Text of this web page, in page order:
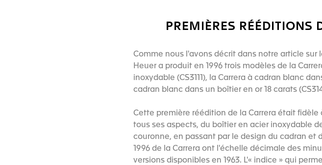
PREMIÈRES
Comme nous l'avons décrit dans notre article sur
Heuer a produit en 1996 trois modèles de la
inoxydable (CS3111), la Carrera à cadran blanc
cadran blanc dans un boîtier en or 18 carats
Cette première réédition de la Carrera était fidèle
tous ses aspects, du boîtier en acier inoxydable
couronne, en passant par le design du cadran et
1996 de la Carrera ont l'échelle décimale des
versions disponibles en 1963. L'« indice » qui